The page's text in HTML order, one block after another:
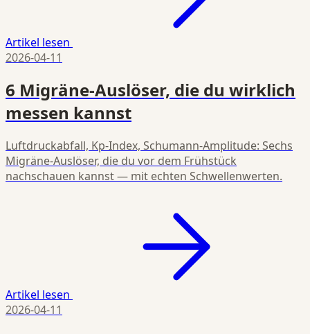
Artikel lesen
2026-04-11
6 Migräne-Auslöser, die du wirklich
messen kannst
Luftdruckabfall, Kp-Index, Schumann-Amplitude: Sechs
Migräne-Auslöser, die du vor dem Frühstück
nachschauen kannst — mit echten Schwellenwerten.
Artikel lesen
2026-04-11